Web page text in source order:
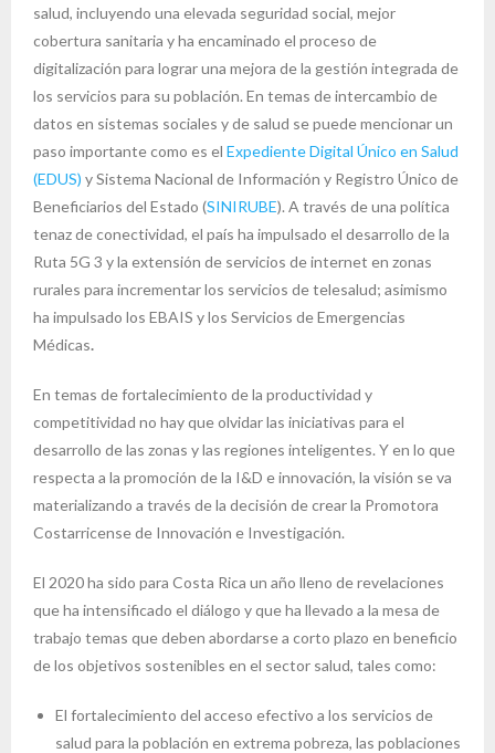
salud, incluyendo una elevada seguridad social, mejor
cobertura sanitaria y ha encaminado el proceso de
digitalización para lograr una mejora de la gestión integrada de
los servicios para su población. En temas de intercambio de
datos en sistemas sociales y de salud se puede mencionar un
paso importante como es el Expediente Digital Único en Salud
(EDUS) y Sistema Nacional de Información y Registro Único de
Beneficiarios del Estado (SINIRUBE). A través de una política
tenaz de conectividad, el país ha impulsado el desarrollo de la
Ruta 5G 3 y la extensión de servicios de internet en zonas
rurales para incrementar los servicios de telesalud; asimismo
ha impulsado los EBAIS y los Servicios de Emergencias
Médicas.
En temas de fortalecimiento de la productividad y
competitividad no hay que olvidar las iniciativas para el
desarrollo de las zonas y las regiones inteligentes. Y en lo que
respecta a la promoción de la I&D e innovación, la visión se va
materializando a través de la decisión de crear la Promotora
Costarricense de Innovación e Investigación.
El 2020 ha sido para Costa Rica un año lleno de revelaciones
que ha intensificado el diálogo y que ha llevado a la mesa de
trabajo temas que deben abordarse a corto plazo en beneficio
de los objetivos sostenibles en el sector salud, tales como:
El fortalecimiento del acceso efectivo a los servicios de
salud para la población en extrema pobreza, las poblaciones